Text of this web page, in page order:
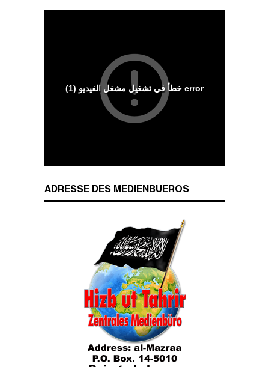
ADRESSE DES MEDIENBUEROS
Die Lebensordnung des Islam
Das Kalifat